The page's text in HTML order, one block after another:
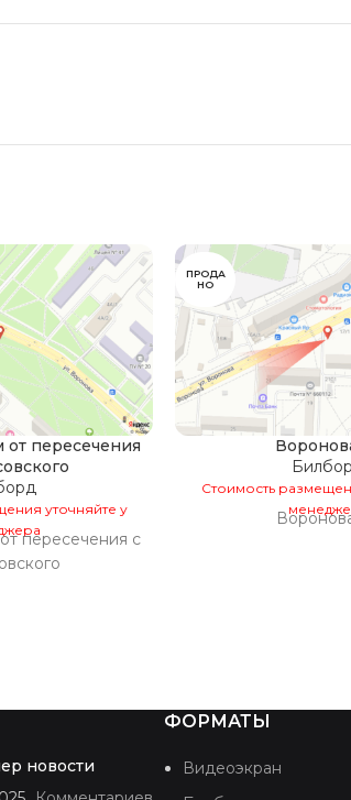
от пересечения
уточняйте у
пересечения с
ПРОДА
НО
Стоимость
новости
ФОРМАТЫ
Видеоэкран